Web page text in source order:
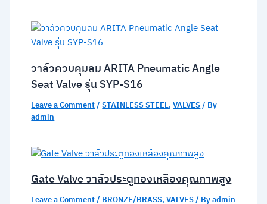
วาล์วควบคุมลม ARITA Pneumatic Angle
Seat Valve รุ่น SYP-S16
Leave a Comment/STAINLESS STEEL,VALVES/ By
admin
Gate Valve วาล์วประตูทองเหลืองคุณภาพสูง
Leave a Comment/BRONZE/BRASS,VALVES/ Byadmin